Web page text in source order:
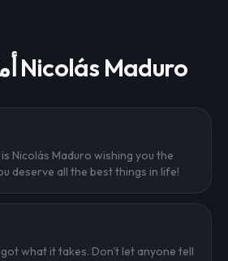
أمثلة بصوت Nicolás Maduro
Nicolás Maduro wishing you the
deserve all the best things in life!
got what it takes. Don't let anyone tell